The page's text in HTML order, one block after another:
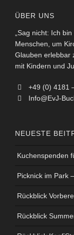
ÜBER UNS
„Sag nicht: Ich
Menschen, um
Glauben erlebbar
mit Kindern und
+49 (0) 4181
Info@EvJ-
NEUESTE
Kuchenspenden
Picknick im Park
Rückblick
Rückblick